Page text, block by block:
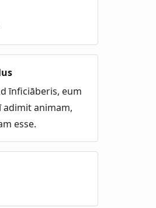
īnficiāberis, eum
adimit animam,
esse.